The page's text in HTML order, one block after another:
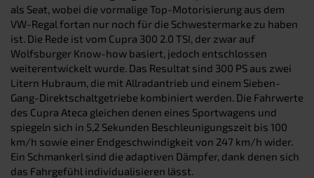
als Seat, wobei die vormalige Top-Motorisierung aus dem
VW-Regal fortan nur noch für die Schwestermarke zu haben
ist. Die Rede ist vom Cupra 300 2.0 TSI, der zwar auf
Wolfsburger Know-how basiert, jedoch entschlossen
weiterentwickelt wurde. Das Resultat sind 300 PS aus zwei
Litern Hubraum, die mit Allradantrieb und einem Sieben-
Gang-Direktschaltgetriebe kombiniert werden. Die Fahrwerte
des Cupra Ateca gleichen denen eines Sportwagens und
spiegeln sich in 5,2 Sekunden Beschleunigungszeit bis 100
km/h sowie einer Endgeschwindigkeit von 247 km/h wider.
Ein Schmankerl sind die adaptiven Dämpfer, dank denen sich
das Fahrgefühl individualisieren lässt.